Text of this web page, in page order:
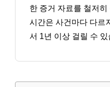
한 증거 자료를 철저
시간은 사건마다 다르
서 1년 이상 걸릴 수 있